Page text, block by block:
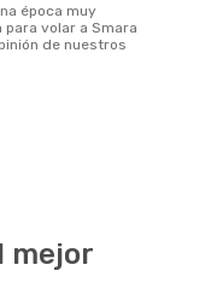
para volar a Smara
de nuestros
mejor